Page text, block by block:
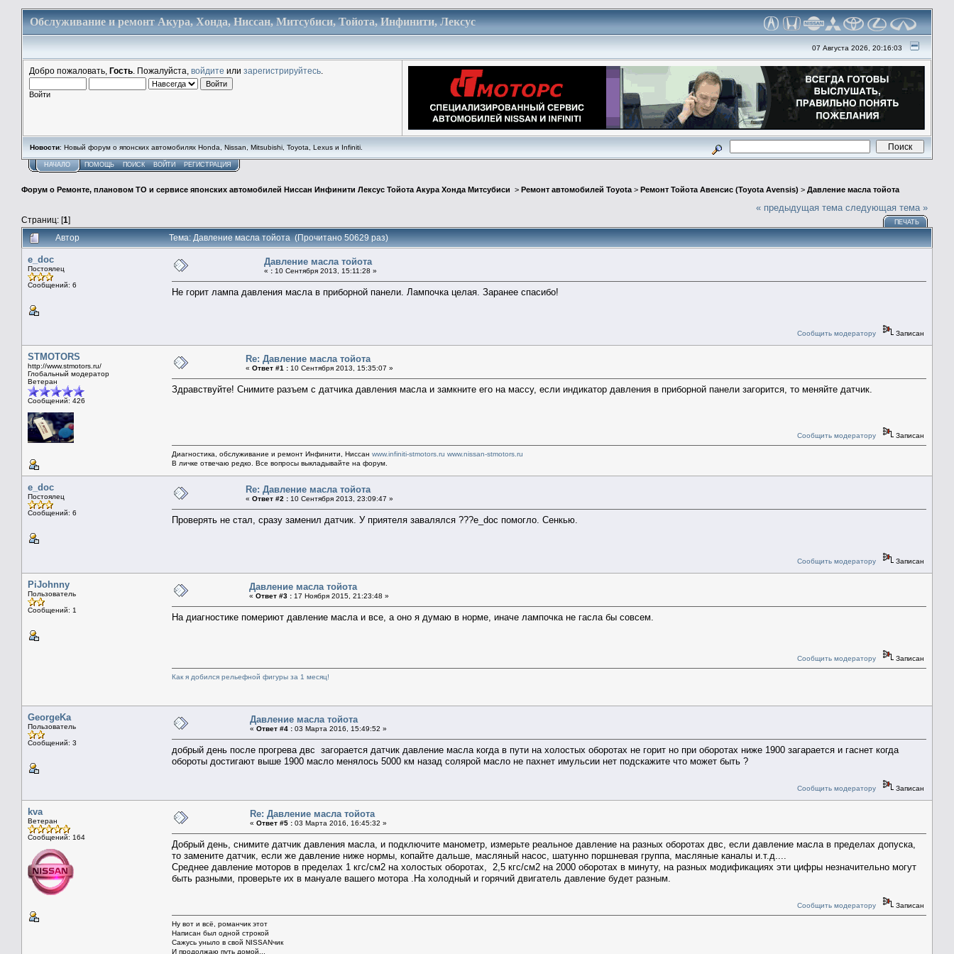
Обслуживание и ремонт Акура, Хонда, Ниссан, Митсубиси, Тойота, Инфинити, Лексус
07 Августа 2026, 20:16:03
Добро пожаловать, Гость . Пожалуйста, войдите или зарегистрируйтесь
Войти
Новости: Новый форум о японских автомобилях Honda, Nissan, Mitsubishi, Toyota, Lexus и Infiniti.
НАЧАЛО ПОМОЩЬ ПОИСК ВОЙТИ РЕГИСТРАЦИЯ
Форум о Ремонте, плановом ТО и сервисе японских автомобилей Ниссан Инфинити Лексус Тойота Акура Хонда Митсубиси > Ремонт автомобилей Toyota > Ремонт Тойота Авенсис (Toyota Avensis) > Давление масла тойота
Страниц: [1]
« предыдущая тема следующая тема »
ПЕЧАТЬ
Автор Тема: Давление масла тойота (Прочитано 50629 раз)
e_doc
Постоялец
Сообщений: 6
Давление масла тойота
« : 10 Сентября 2013, 15:11:28 »
Не горит лампа давления масла в приборной панели. Лампочка целая. Заранее спасибо!
Сообщить модератору Записан
STMOTORS
http://www.stmotors.ru/
Глобальный модератор
Ветеран
Сообщений: 426
Re: Давление масла тойота
« Ответ #1 : 10 Сентября 2013, 15:35:07 »
Здравствуйте! Снимите разъем с датчика давления масла и замкните его на массу, если индикатор давления в приборной панели загорится, то меняйте датчик.
Сообщить модератору Записан
Диагностика, обслуживание и ремонт Инфинити, Ниссан www.infiniti-stmotors.ru www.nissan-stmotors.ru
В личке отвечаю редко. Все вопросы выкладывайте на форум.
e_doc
Постоялец
Сообщений: 6
Re: Давление масла тойота
« Ответ #2 : 10 Сентября 2013, 23:09:47 »
Проверять не стал, сразу заменил датчик. У приятеля завалялся ???e_doc помогло. Сенкью.
Сообщить модератору Записан
PiJohnny
Пользователь
Сообщений: 1
Давление масла тойота
« Ответ #3 : 17 Ноября 2015, 21:23:48 »
На диагностике помериют давление масла и все, а оно я думаю в норме, иначе лампочка не гасла бы совсем.
Сообщить модератору Записан
Как я добился рельефной фигуры за 1 месяц!
GeorgeKa
Пользователь
Сообщений: 3
Давление масла тойота
« Ответ #4 : 03 Марта 2016, 15:49:52 »
добрый день после прогрева двс загорается датчик давление масла когда в пути на холостых оборотах не горит но при оборотах ниже 1900 загарается и гаснет когда
обороты достигают выше 1900 масло менялось 5000 км назад солярой масло не пахнет имульсии нет подскажите что может быть ?
Сообщить модератору Записан
kva
Ветеран
Сообщений: 164
Re: Давление масла тойота
« Ответ #5 : 03 Марта 2016, 16:45:32 »
Добрый день, снимите датчик давления масла, и подключите манометр, измерьте реальное давление на разных оборотах двс, если давление масла в пределах допуска,
то замените датчик, если же давление ниже нормы, копайте дальше, масляный насос, шатунно поршневая группа, масляные каналы и.т.д....
Среднее давление моторов в пределах 1 кгс/см2 на холостых оборотах, 2,5 кгс/см2 на 2000 оборотах в минуту, на разных модификациях эти цифры незначительно могут
быть разными, проверьте их в мануале вашего мотора .На холодный и горячий двигатель давление будет разным.
Сообщить модератору Записан
Ну вот и всё, романчик этот
Написан был одной строкой
Сажусь уныло в свой NISSANчик
И продолжаю путь домой...